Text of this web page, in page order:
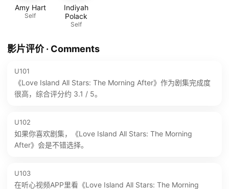
Amy Hart
Self
Indiyah
Polack
Self
影片评价 · Comments
U101
《Love Island All Stars: The Morning After》作为剧集完成度
很高，综合评分约 3.1 / 5。
U102
如果你喜欢剧集，《Love Island All Stars: The Morning
After》会是不错选择。
U103
在听心视频APP里看《Love Island All Stars: The Morning